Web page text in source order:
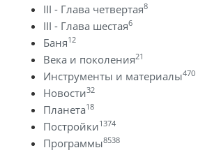
III - Глава четвертая8
III - Глава шестая6
Баня12
Века и поколения21
Инструменты и материалы470
Новости32
Планета18
Постройки1374
Программы8538